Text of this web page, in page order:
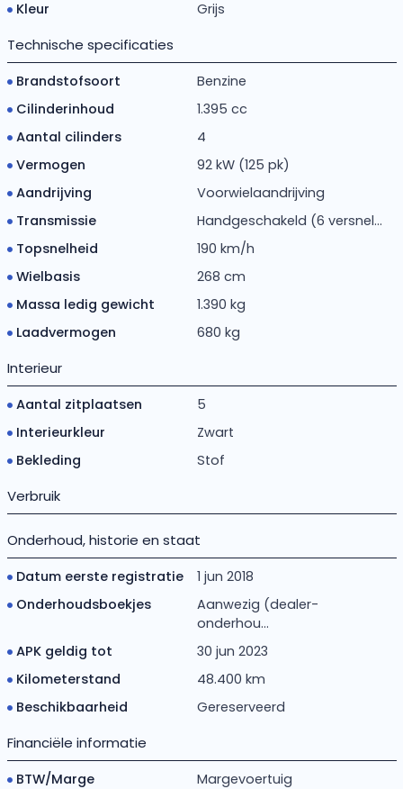
Kleur Grijs
Technische specificaties
Brandstofsoort
Benzine
Cilinderinhoud
1.395 cc
Aantal cilinders
4
Vermogen
92 kW (125 pk)
Aandrijving
Voorwielaandrijving
Transmissie
Handgeschakeld (6 versnel...
Topsnelheid
190 km/h
Wielbasis
268 cm
Massa ledig gewicht
1.390 kg
Laadvermogen
680 kg
Interieur
Aantal zitplaatsen
5
Interieurkleur
Zwart
Bekleding
Stof
Verbruik
Onderhoud, historie en staat
Datum eerste registratie
1 jun 2018
Onderhoudsboekjes
Aanwezig (dealer-
onderhou...
APK geldig tot
30 jun 2023
Kilometerstand
48.400 km
Beschikbaarheid
Gereserveerd
Financiële informatie
BTW/Marge
Margevoertuig